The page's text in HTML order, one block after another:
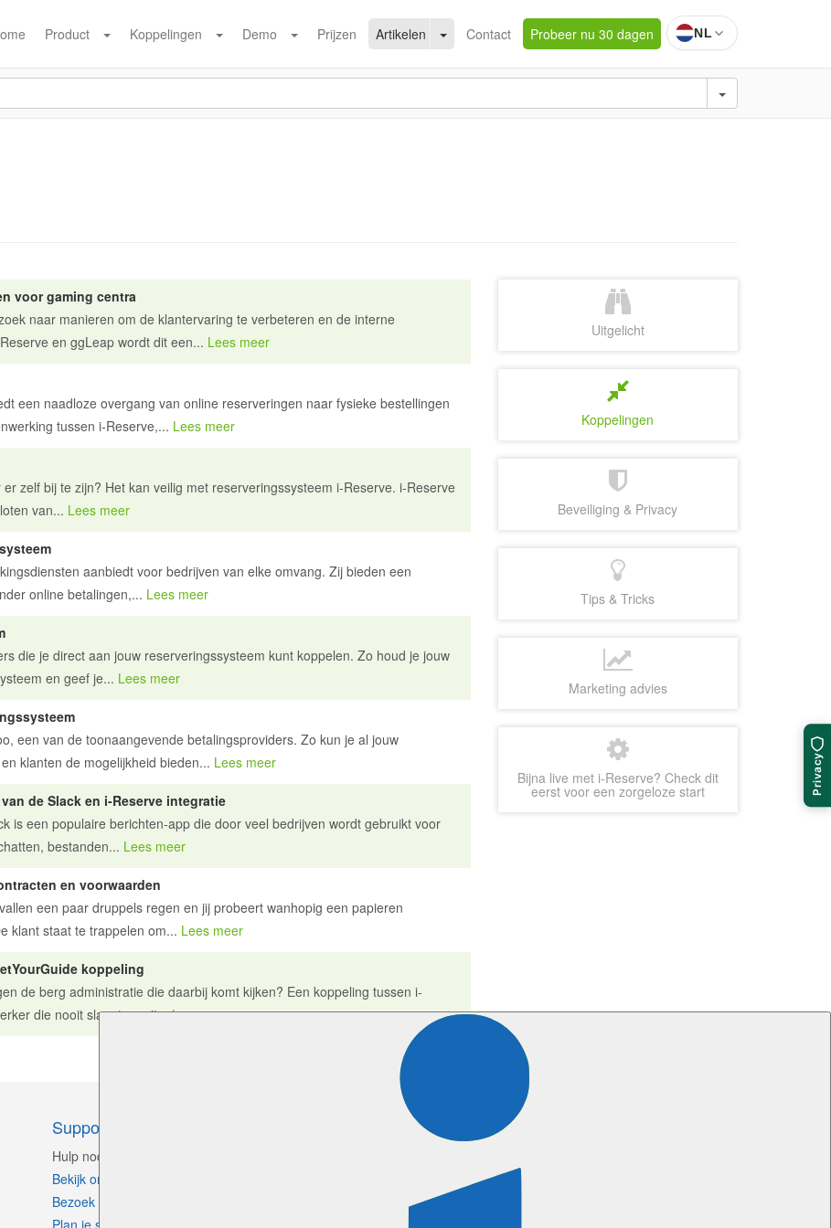
NL
Product Koppelingen Demo Prijzen Artikelen Contact Probeer nu 30 dagen
voor gaming centra
naar manieren om de klantervaring te verbeteren en de interne
en ggLeap wordt dit een... Lees meer
een naadloze overgang van online reserveringen naar fysieke bestellingen
tussen i-Reserve,... Lees meer
zelf bij te zijn? Het kan veilig met reserveringssysteem i-Reserve. i-Reserve
van... Lees meer
aanbiedt voor bedrijven van elke omvang. Zij bieden een
online betalingen,... Lees meer
die je direct aan jouw reserveringssysteem kunt koppelen. Zo houd je jouw
en geef je... Lees meer
een van de toonaangevende betalingsproviders. Zo kun je al jouw
klanten de mogelijkheid bieden... Lees meer
de Slack en i-Reserve integratie
is een populaire berichten-app die door veel bedrijven wordt gebruikt voor
bestanden... Lees meer
en voorwaarden
een paar druppels regen en jij probeert wanhopig een papieren
klant staat te trappelen om... Lees meer
koppeling
de berg administratie die daarbij komt kijken? Een koppeling tussen i-
die nooit slaapt, nooit...Lees meer
Uitgelicht
Koppelingen
Beveiliging & Privacy
Tips & Tricks
Marketing advies
Bijna live met i-Reserve? Check dit
eerst voor een zorgeloze start
Support
Hulp nodig?
Bekijk onze handleiding
Bezoek ons Support Centrum
Plan je support sessie
Certificeringen
Privacy